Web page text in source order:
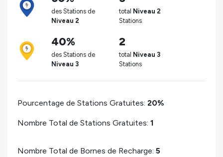
des Stations de
Niveau 2
total Niveau 2
Stations
40%
des Stations de
Niveau 3
2
total Niveau 3
Stations
Pourcentage de Stations Gratuites: 20%
Nombre Total de Stations Gratuites: 1
Nombre Total de Bornes de Recharge: 5